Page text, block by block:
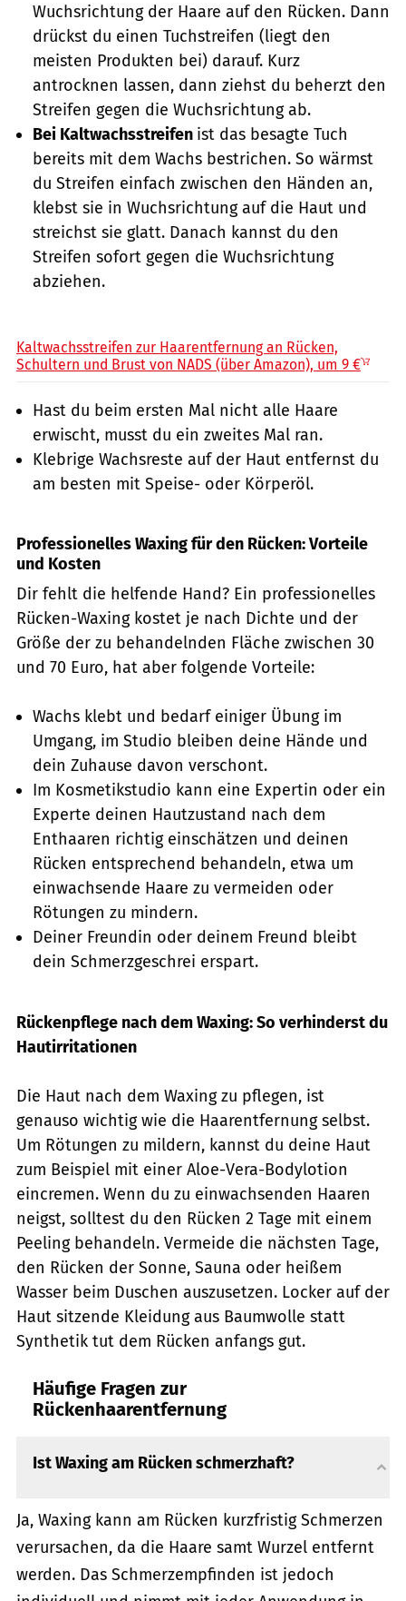
Wuchsrichtung der Haare auf den Rücken. Dann
drückst du einen Tuchstreifen (liegt den
meisten Produkten bei) darauf. Kurz
antrocknen lassen, dann ziehst du beherzt den
Streifen gegen die Wuchsrichtung ab.
Bei Kaltwachsstreifen ist das besagte Tuch
bereits mit dem Wachs bestrichen. So wärmst
du Streifen einfach zwischen den Händen an,
klebst sie in Wuchsrichtung auf die Haut und
streichst sie glatt. Danach kannst du den
Streifen sofort gegen die Wuchsrichtung
abziehen.
Kaltwachsstreifen zur Haarentfernung an Rücken,
Schultern und Brust von NADS (über Amazon), um 9 €
Hast du beim ersten Mal nicht alle Haare
erwischt, musst du ein zweites Mal ran.
Klebrige Wachsreste auf der Haut entfernst du
am besten mit Speise- oder Körperöl.
Professionelles Waxing für den Rücken: Vorteile
und Kosten
Dir fehlt die helfende Hand? Ein professionelles
Rücken-Waxing kostet je nach Dichte und der
Größe der zu behandelnden Fläche zwischen 30
und 70 Euro, hat aber folgende Vorteile:
Wachs klebt und bedarf einiger Übung im
Umgang, im Studio bleiben deine Hände und
dein Zuhause davon verschont.
Im Kosmetikstudio kann eine Expertin oder ein
Experte deinen Hautzustand nach dem
Enthaaren richtig einschätzen und deinen
Rücken entsprechend behandeln, etwa um
einwachsende Haare zu vermeiden oder
Rötungen zu mindern.
Deiner Freundin oder deinem Freund bleibt
dein Schmerzgeschrei erspart.
Rückenpflege nach dem Waxing: So verhinderst du
Hautirritationen
Die Haut nach dem Waxing zu pflegen, ist
genauso wichtig wie die Haarentfernung selbst.
Um Rötungen zu mildern, kannst du deine Haut
zum Beispiel mit einer Aloe-Vera-Bodylotion
eincremen. Wenn du zu einwachsenden Haaren
neigst, solltest du den Rücken 2 Tage mit einem
Peeling behandeln. Vermeide die nächsten Tage,
den Rücken der Sonne, Sauna oder heißem
Wasser beim Duschen auszusetzen. Locker auf der
Haut sitzende Kleidung aus Baumwolle statt
Synthetik tut dem Rücken anfangs gut.
Häufige Fragen zur
Rückenhaarentfernung
Ist Waxing am Rücken schmerzhaft?
Ja, Waxing kann am Rücken kurzfristig Schmerzen
verursachen, da die Haare samt Wurzel entfernt
werden. Das Schmerzempfinden ist jedoch